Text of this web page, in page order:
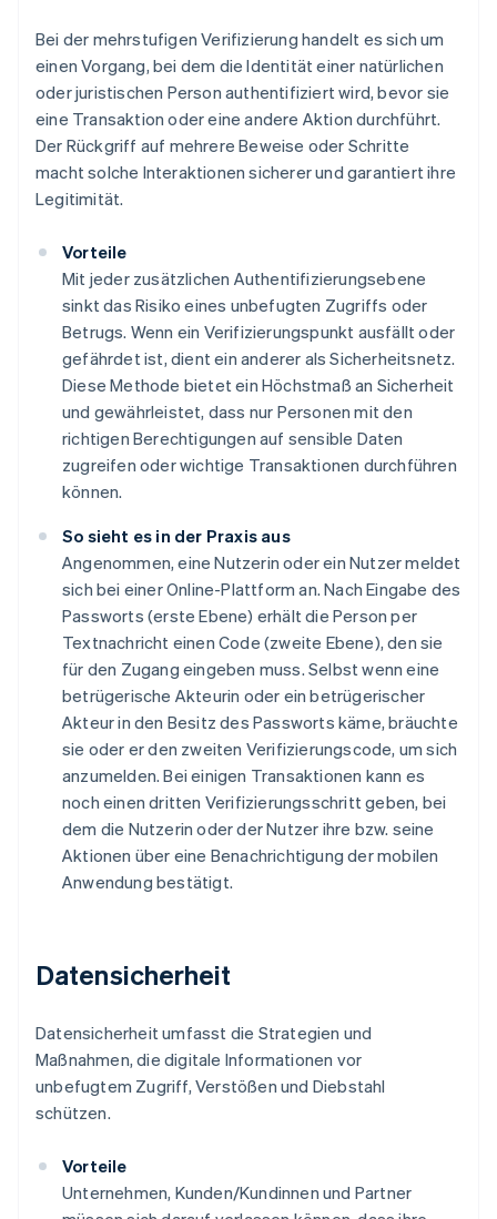
Bei der mehrstufigen Verifizierung handelt es sich um
einen Vorgang, bei dem die Identität einer natürlichen
oder juristischen Person authentifiziert wird, bevor sie
eine Transaktion oder eine andere Aktion durchführt.
Der Rückgriff auf mehrere Beweise oder Schritte
macht solche Interaktionen sicherer und garantiert ihre
Legitimität.
Vorteile
Mit jeder zusätzlichen Authentifizierungsebene
sinkt das Risiko eines unbefugten Zugriffs oder
Betrugs. Wenn ein Verifizierungspunkt ausfällt oder
gefährdet ist, dient ein anderer als Sicherheitsnetz.
Diese Methode bietet ein Höchstmaß an Sicherheit
und gewährleistet, dass nur Personen mit den
richtigen Berechtigungen auf sensible Daten
zugreifen oder wichtige Transaktionen durchführen
können.
So sieht es in der Praxis aus
Angenommen, eine Nutzerin oder ein Nutzer meldet
sich bei einer Online-Plattform an. Nach Eingabe des
Passworts (erste Ebene) erhält die Person per
Textnachricht einen Code (zweite Ebene), den sie
für den Zugang eingeben muss. Selbst wenn eine
betrügerische Akteurin oder ein betrügerischer
Akteur in den Besitz des Passworts käme, bräuchte
sie oder er den zweiten Verifizierungscode, um sich
anzumelden. Bei einigen Transaktionen kann es
noch einen dritten Verifizierungsschritt geben, bei
dem die Nutzerin oder der Nutzer ihre bzw. seine
Aktionen über eine Benachrichtigung der mobilen
Anwendung bestätigt.
Datensicherheit
Datensicherheit umfasst die Strategien und
Maßnahmen, die digitale Informationen vor
unbefugtem Zugriff, Verstößen und Diebstahl
schützen.
Vorteile
Unternehmen, Kunden/Kundinnen und Partner